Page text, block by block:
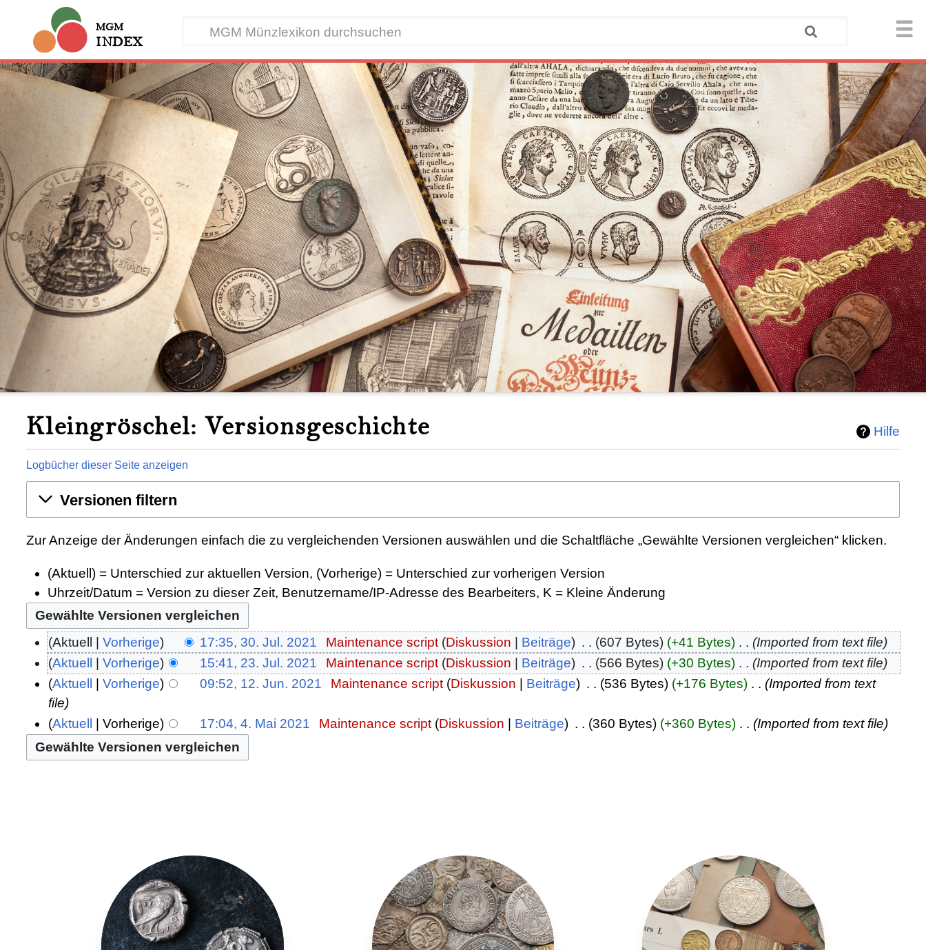
MGM
INDEX
Hilfe
Kleingröschel: Versionsgeschichte
Logbücher dieser Seite anzeigen
Versionen filtern
Zur Anzeige der Änderungen einfach die zu vergleichenden Versionen auswählen und die Schaltfläche „Gewählte Versionen vergleichen“ klicken.
(Aktuell) = Unterschied zur aktuellen Version, (Vorherige) = Unterschied zur vorherigen Version
Uhrzeit/Datum = Version zu dieser Zeit, Benutzername/IP-Adresse des Bearbeiters, K = Kleine Änderung
Aktuell Vorherige 17:35, 30. Jul. 2021 Maintenance script Diskussion Beiträge 607 Bytes +41 Bytes ‎
Imported from text file
Aktuell
Vorherige 15:41, 23. Jul. 2021 Maintenance script Diskussion Beiträge 566 Bytes +30 Bytes ‎
Imported from text file
Aktuell
Vorherige 09:52, 12. Jun. 2021 Maintenance script Diskussion Beiträge 536 Bytes +176 Bytes ‎
Imported from text
file
Aktuell
Vorherige 17:04, 4. Mai 2021 Maintenance script Diskussion Beiträge 360 Bytes +360 Bytes ‎ Imported from text file